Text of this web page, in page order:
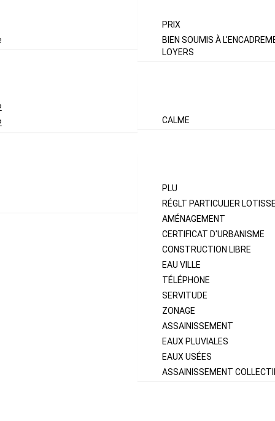
PRIX
BIEN SOUMIS À
LOYERS
CALME
PLU
RÉGLT PARTICULIER
AMÉNAGEMENT
CERTIFICAT D'URBANISME
CONSTRUCTION LIBRE
EAU VILLE
TÉLÉPHONE
SERVITUDE
ZONAGE
ASSAINISSEMENT
EAUX PLUVIALES
EAUX USÉES
ASSAINISSEMENT